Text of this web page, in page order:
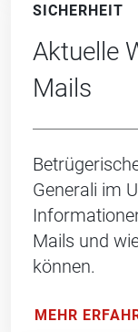
SICHERHEIT
Aktuelle
Mails
Generali im
Mails und
können.
MEHR